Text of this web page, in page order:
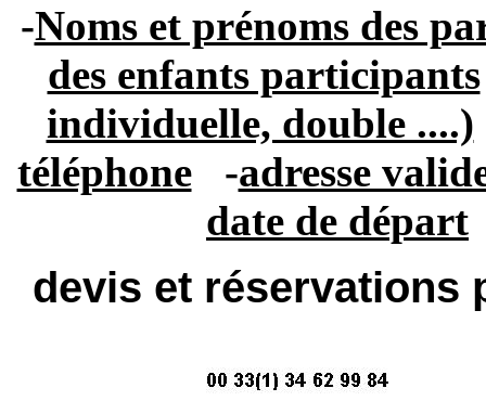
-Noms et prénoms des
des enfants participants
individuelle, double ....)
téléphone-adresse
date de départ
devis et réservations